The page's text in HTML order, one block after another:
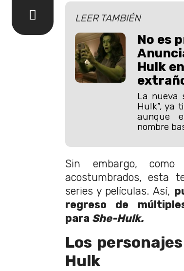
LEER TAMBIÉN
No es
Hulk
La nueva
Hulk”, ya
aunque
nombre
Sin embargo,
acostumbrados, esta
series y películas. Así,
regreso de
para She-Hulk.
Los
Hulk